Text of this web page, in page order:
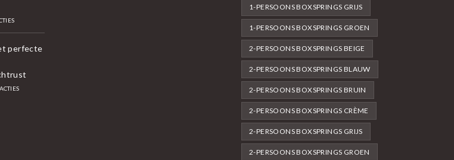
perfecte
1-PERSOONS BOXSPRINGS GRIJS
1-PERSOONS BOXSPRINGS GROEN
2-PERSOONS BOXSPRINGS BEIGE
2-PERSOONS BOXSPRINGS BLAUW
2-PERSOONS BOXSPRINGS BRUIN
2-PERSOONS BOXSPRINGS CRÈME
2-PERSOONS BOXSPRINGS GRIJS
2-PERSOONS BOXSPRINGS GROEN